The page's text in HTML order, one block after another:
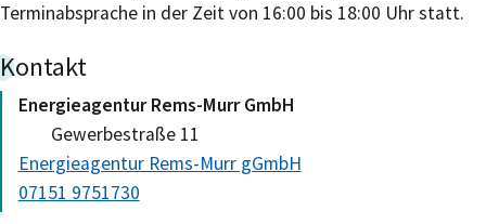
Terminabsprache in der Zeit von 16:00 bis 18:00 Uhr statt.
Kontakt
Energieagentur Rems-Murr GmbH
Gewerbestraße 11
Energieagentur Rems-Murr gGmbH
07151 9751730